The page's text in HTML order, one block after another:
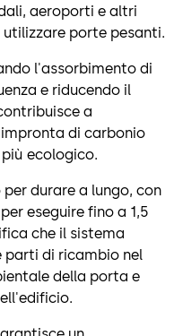
aeroporti e altri
utilizzare porte pesanti.
l'assorbimento di
e riducendo il
a
di carbonio
ecologico.
durare a lungo, con
eseguire fino a 1,5
che il sistema
parti di ricambio nel
della porta e